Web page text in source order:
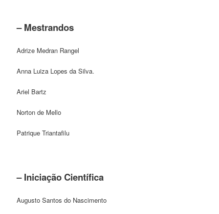
– Mestrandos
Adrize Medran Rangel
Anna Luiza Lopes da Silva.
Ariel Bartz
Norton de Mello
Patrique Triantafilu
– Iniciação Científica
Augusto Santos do Nascimento